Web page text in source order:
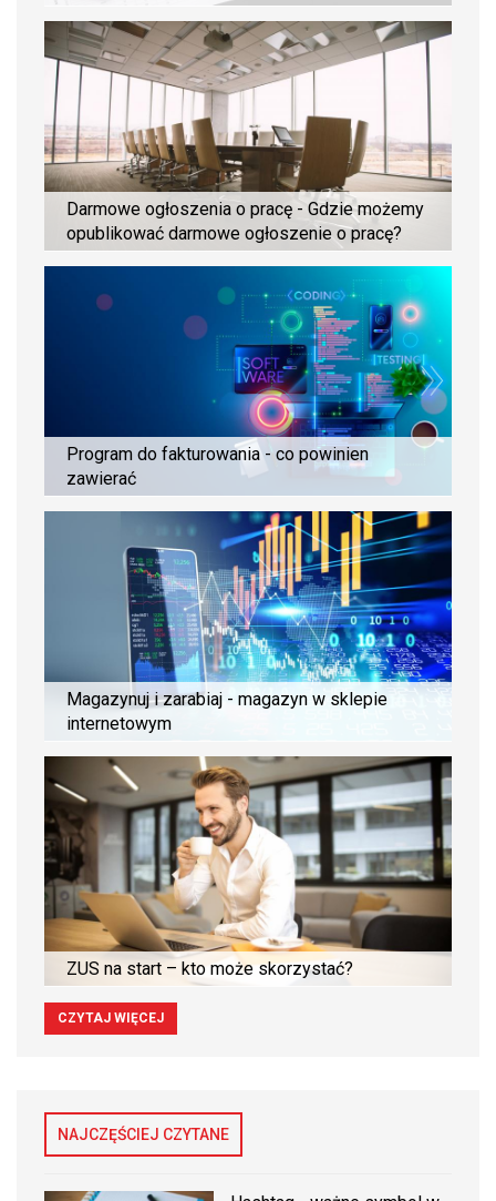
Darmowe ogłoszenia o pracę - Gdzie możemy
opublikować darmowe ogłoszenie o pracę?
Program do fakturowania - co powinien
zawierać
Magazynuj i zarabiaj - magazyn w sklepie
internetowym
ZUS na start – kto może skorzystać?
CZYTAJ WIĘCEJ
NAJCZĘŚCIEJ CZYTANE